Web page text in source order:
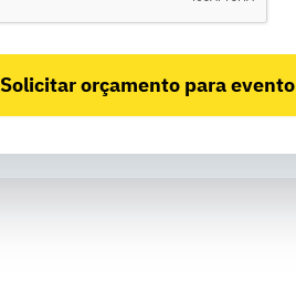
Solicitar orçamento para evento